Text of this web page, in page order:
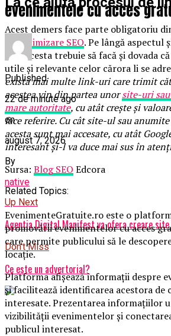
Acest demers face parte obligatoriu
deoptimizare SEO. Pe lângă aspectul
site, acesta trebuie să facă și dovada
utile și relevante celor cărora li se
există mai multe link-uri care trimit
acestea vin din partea unorsite-uri
mare autoritate, cu atât crește și
face referire. Cu cât site-ul sau
acesta sunt mai accesate, cu atât
interesant și-l va duce mai sus în
Sursa: Blog SEO Edcora
Related Topics:
Up Next
Agentia Digital Manifest va ofera creare
Don't Miss
Ce este un advertorial?
evenimentele cu acces
Published
22 de minute ago
on
august 7, 2026
By
native
EvenimenteGratuite.ro este o
promovării evenimentelor cu acces
care permite publicului să le
locație.
Platforma afișează informații despre
și facilitează identificarea acestora de
interesate. Prezentarea informațiilor
vizibilității evenimentelor și
publicul interesat.